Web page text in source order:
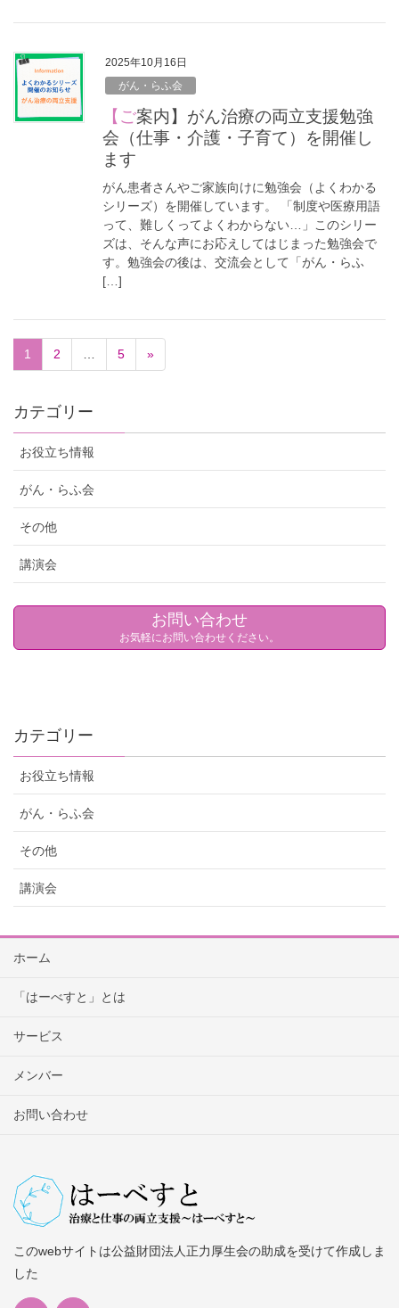
2025年10月16日
がん・らふ会
【ご案内】がん治療の両立支援勉強
会（仕事・介護・子育て）を開催し
ます
がん患者さんやご家族向けに勉強会（よくわかる
シリーズ）を開催しています。 「制度や医療用語
って、難しくってよくわからない…」このシリー
ズは、そんな声にお応えしてはじまった勉強会で
す。勉強会の後は、交流会として「がん・らふ
[…]
1 2 5 »
カテゴリー
お役立ち情報
がん・らふ会
その他
講演会
お問い合わせ
お気軽にお問い合わせください。
カテゴリー
お役立ち情報
がん・らふ会
その他
講演会
ホーム
「はーべすと」とは
サービス
メンバー
お問い合わせ
このwebサイトは公益財団法人正力厚生会の助成を受けて作成しま
した